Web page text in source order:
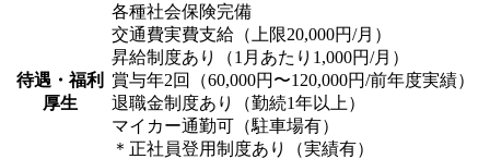
待遇・福利
厚生
各種社会保険完備
交通費実費支給（上限20,000円/月）
昇給制度あり（1月あたり1,000円/月）
賞与年2回（60,000円〜120,000円/前年度実績）
退職金制度あり（勤続1年以上）
マイカー通勤可（駐車場有）
＊正社員登用制度あり（実績有）